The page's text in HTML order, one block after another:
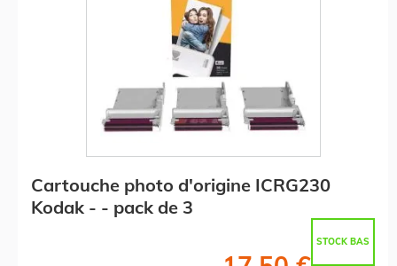
Cartouche photo d'origine ICRG230
Kodak - - pack de 3
STOCK BAS